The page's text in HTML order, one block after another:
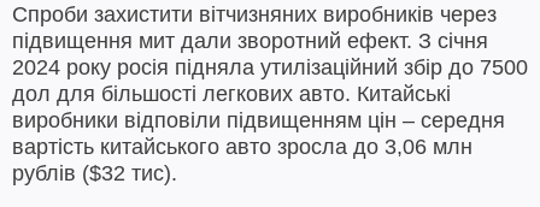
Спроби захистити вітчизняних виробників через
підвищення мит дали зворотний ефект. З січня
2024 року росія підняла утилізаційний збір до 7500
дол для більшості легкових авто. Китайські
виробники відповіли підвищенням цін – середня
вартість китайського авто зросла до 3,06 млн
рублів ($32 тис).